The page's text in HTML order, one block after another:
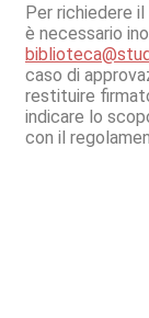
Per richiedere
è necessario
caso di
restituire
indicare lo
con il